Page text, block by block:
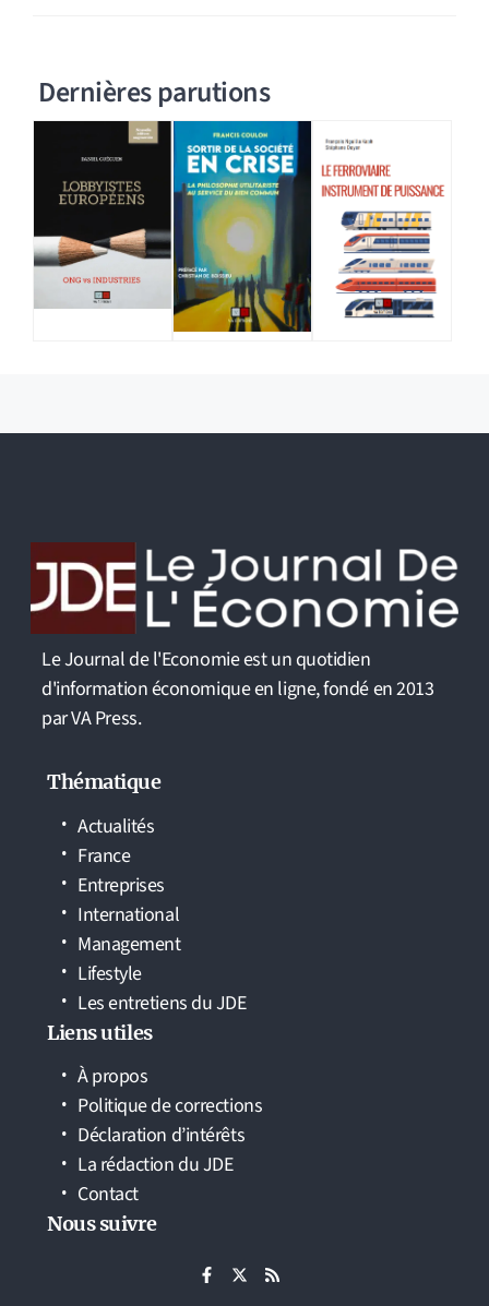
Dernières parutions
Le Journal de l'Economie est un quotidien
d'information économique en ligne, fondé en 2013
par VA Press.
Thématique
Actualités
France
Entreprises
International
Management
Lifestyle
Les entretiens du JDE
Liens utiles
À propos
Politique de corrections
Déclaration d’intérêts
La rédaction du JDE
Contact
Nous suivre